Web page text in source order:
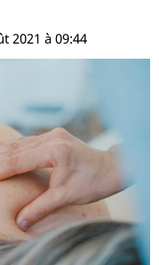
2021 à 09:44